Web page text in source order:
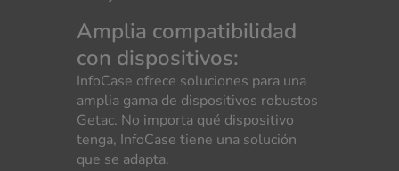
Amplia compatibilidad
con dispositivos:
InfoCase ofrece soluciones para una
amplia gama de dispositivos robustos
Getac. No importa qué dispositivo
tenga, InfoCase tiene una solución
que se adapta.